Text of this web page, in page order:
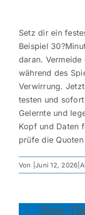
Setz dir ein
Beispiel
daran. Vermeide
während des
Verwirrung.
testen und
Gelernte und
Kopf und Daten
prüfe die
Von |Juni 12, 2026
Share